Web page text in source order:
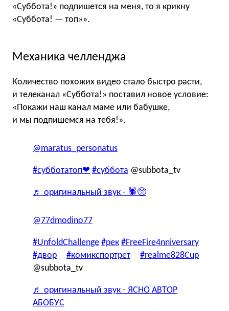
«Суббота!» подпишется на меня, то я крикну
«Суббота! — топ»».
Механика челленджа
Количество похожих видео стало быстро расти,
и телеканал «Суббота!» поставил новое условие:
«Покажи наш канал маме или бабушке,
и мы подпишемся на тебя!».
@maratus_personatus
#субботатоп❤ #суббота @subbota_tv
♬ оригинальный звук - 🕷🥺
@77dmodino77
#UnfoldChallenge #рек #FreeFire4nniversary
#двор
#комикспортрет
#realme828Cup
@subbota_tv
♬ оригинальный звук - ЯСНО АВТОР
АБОБУС